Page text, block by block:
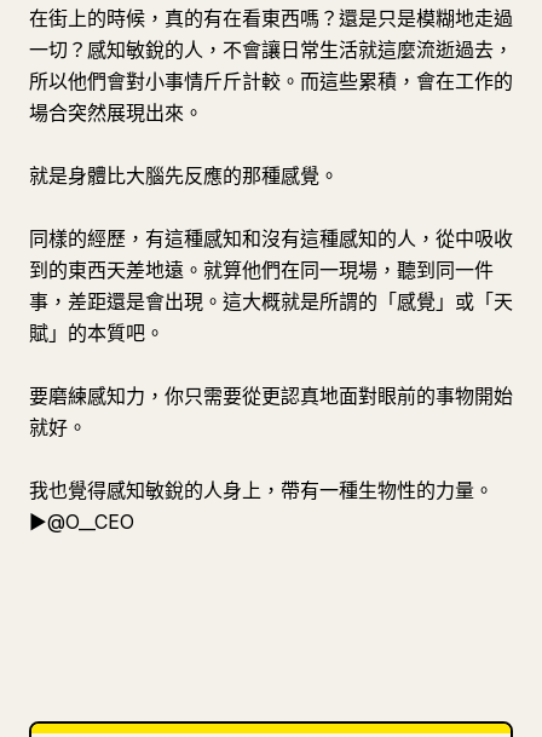
在街上的時候，真的有在看東西嗎？還是只是模糊地走過
一切？感知敏銳的人，不會讓日常生活就這麼流逝過去，
所以他們會對小事情斤斤計較。而這些累積，會在工作的
場合突然展現出來。
就是身體比大腦先反應的那種感覺。
同樣的經歷，有這種感知和沒有這種感知的人，從中吸收
到的東西天差地遠。就算他們在同一現場，聽到同一件
事，差距還是會出現。這大概就是所謂的「感覺」或「天
賦」的本質吧。
要磨練感知力，你只需要從更認真地面對眼前的事物開始
就好。
我也覺得感知敏銳的人身上，帶有一種生物性的力量。
▶︎@O__CEO